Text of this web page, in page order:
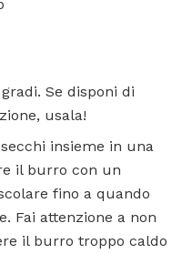
Se disponi di
usala!
insieme in una
il burro con un
fino a quando
Fai attenzione a non
il burro troppo caldo